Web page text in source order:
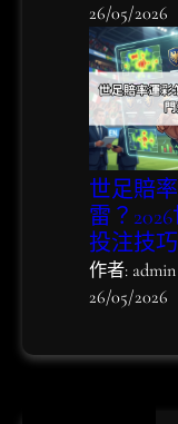
26/05/2026
世足賠
雷？
投注技
作者: admin
26/05/2026